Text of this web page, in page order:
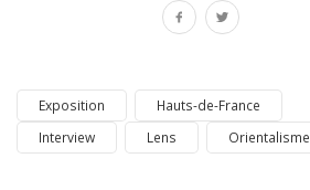
Exposition
Hauts-de-France
Interview
Lens Orientalisme